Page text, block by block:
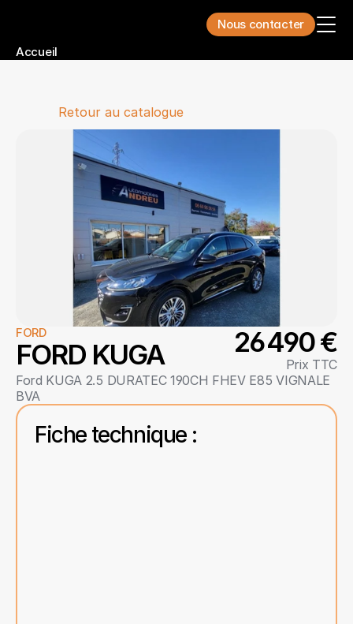
Nous contacter
Accueil
Qui sommes-nous ?
Nous contacter
Retour au catalogue
FORD
FORD KUGA 26 490 €
Prix TTC
Ford KUGA 2.5 DURATEC 190CH FHEV E85 VIGNALE
BVA
Fiche technique :